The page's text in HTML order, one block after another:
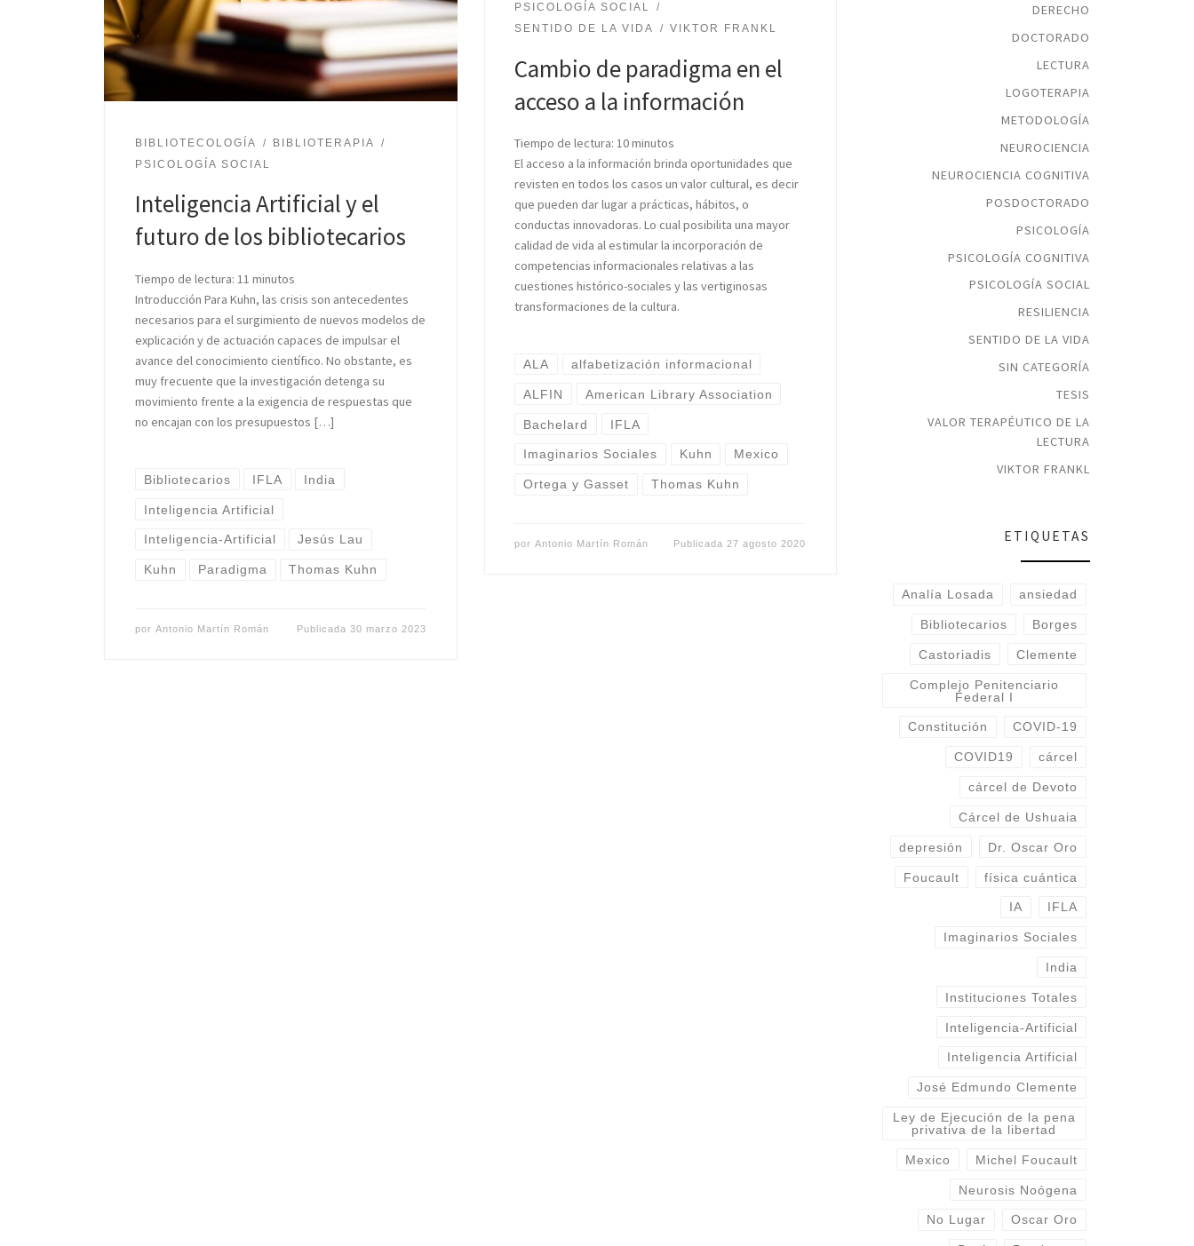
BIBLIOTECOLOGÍA
BIBLIOTERAPIA
PSICOLOGÍA SOCIAL
Inteligencia Artificial y el
futuro de los bibliotecarios
Tiempo de lectura: 11 minutos
Introducción Para Kuhn, las crisis son antecedentes
necesarios para el surgimiento de nuevos modelos de
explicación y de actuación capaces de impulsar el
avance del conocimiento científico. No obstante, es
muy frecuente que la investigación detenga su
movimiento frente a la exigencia de respuestas que
no encajan con los presupuestos […]
Bibliotecarios IFLA India
Inteligencia Artificial
Inteligencia-Artificial Jesús Lau
Kuhn Paradigma Thomas Kuhn
por Antonio Martín Román Publicada 30 marzo 2023
PSICOLOGÍA SOCIAL
SENTIDO DE LA VIDA
VIKTOR FRANKL
Cambio de paradigma en el
acceso a la información
Tiempo de lectura: 10minutos
El acceso a la información brinda oportunidades que
revisten en todos los casos un valor cultural, es decir
que pueden dar lugar a prácticas, hábitos, o
conductas innovadoras. Lo cual posibilita una mayor
calidad de vida al estimular la incorporación de
competencias informacionales relativas a las
cuestiones histórico-sociales y las vertiginosas
transformaciones de la cultura.
ALA alfabetización informacional
ALFIN American Library Association
Bachelard IFLA
Imaginarios Sociales Kuhn Mexico
Ortega y Gasset Thomas Kuhn
porAntonio Martín Román Publicada 27 agosto 2020
DERECHO
DOCTORADO
LECTURA
LOGOTERAPIA
METODOLOGÍA
NEUROCIENCIA
NEUROCIENCIA COGNITIVA
POSDOCTORADO
PSICOLOGÍA
PSICOLOGÍA COGNITIVA
PSICOLOGÍA SOCIAL
RESILIENCIA
SENTIDO DE LA VIDA
SIN CATEGORÍA
TESIS
VALOR TERAPÉUTICO DE LA
LECTURA
VIKTOR FRANKL
ETIQUETAS
Analía Losada ansiedad
Bibliotecarios Borges
Castoriadis Clemente
Complejo Penitenciario
Federal I
Constitución COVID-19
COVID19 cárcel
cárcel de Devoto
Cárcel de Ushuaia
depresión Dr. Oscar Oro
Foucault física cuántica
IA IFLA
Imaginarios Sociales
India
Instituciones Totales
Inteligencia-Artificial
Inteligencia Artificial
José Edmundo Clemente
Ley de Ejecución de la pena
privativa de la libertad
Mexico Michel Foucault
Neurosis Noógena
No Lugar Oscar Oro